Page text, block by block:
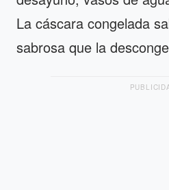
La cáscara congelada
sabrosa que la